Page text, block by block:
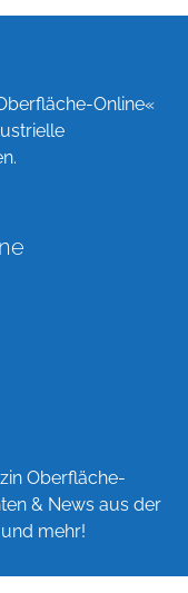
Online«
Oberfläche-
& News aus der
mehr!